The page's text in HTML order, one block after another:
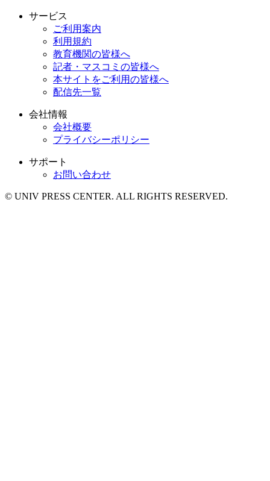
サービス
ご利用案内
利用規約
教育機関の皆様へ
記者・マスコミの皆様へ
本サイトをご利用の皆様へ
配信先一覧
会社情報
会社概要
プライバシーポリシー
サポート
お問い合わせ
© UNIV PRESS CENTER. ALL RIGHTS RESERVED.